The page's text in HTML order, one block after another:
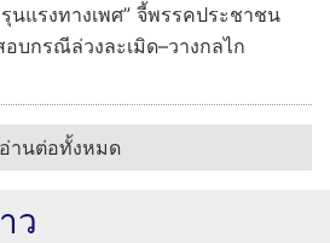
นแรงทางเพศ” จี้พรรคประชาชน
บกรณีล่วงละเมิด–วางกลไก
อ่านต่อทั้งหมด
ว